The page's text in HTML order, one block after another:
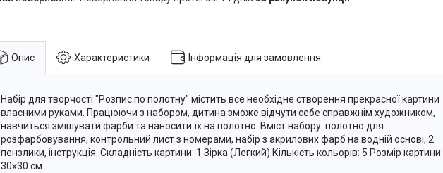
Опис Характеристики Інформація для замовлення
Набір для творчості "Розпис по полотну" містить все необхідне створення прекрасної картини
власними руками. Працюючи з набором, дитина зможе відчути себе справжнім художником,
навчиться змішувати фарби та наносити їх на полотно. Вміст набору: полотно для
розфарбовування, контрольний лист з номерами, набір з акрилових фарб на водній основі, 2
пензлики, інструкція. Складність картини: 1 Зірка (Легкий) Кількість кольорів: 5 Розмір картини:
30х30 см